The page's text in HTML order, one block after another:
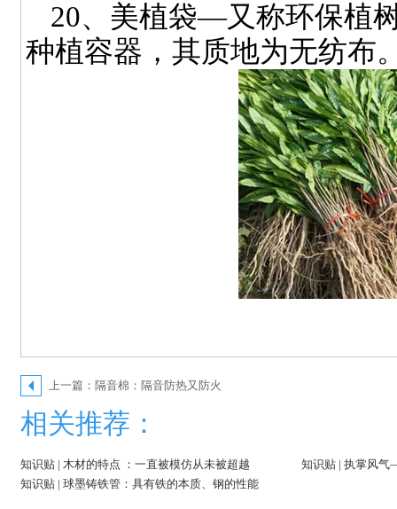
20、美植袋—又称环保植
种植容器，其质地为无纺布
上一篇：隔音棉：隔音防热又防火
相关推荐：
知识贴 | 木材的特点 ：一直被模仿从未被超越
知识贴 | 执掌风气
知识贴 | 球墨铸铁管：具有铁的本质、钢的性能